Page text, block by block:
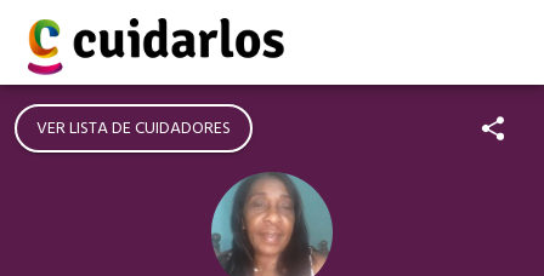
VER LISTA DE CUIDADORES